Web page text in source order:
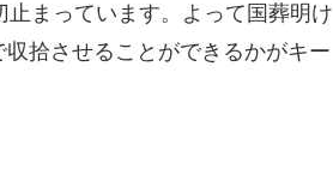
まっています。よって国葬明け
拾させることができるかがキー